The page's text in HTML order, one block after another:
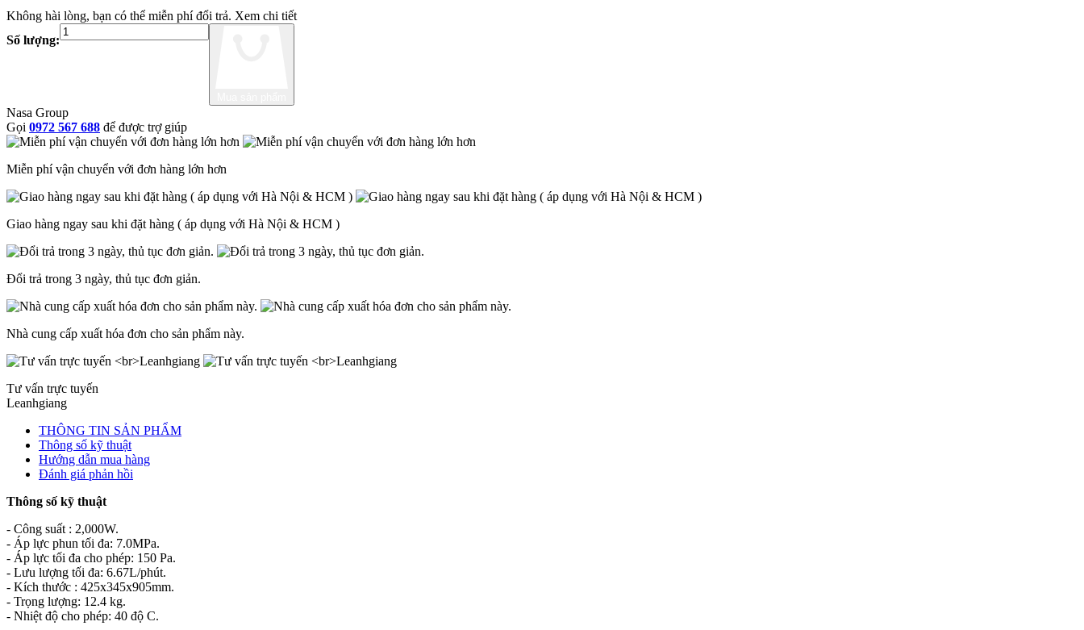
Không hài lòng, bạn có thể miễn phí đổi trả. Xem chi tiết
Số lượng:
Nasa Group
Gọi 0972 567 688 để được trợ giúp
Miễn phí vận chuyển với đơn hàng lớn hơn
Giao hàng ngay sau khi đặt hàng ( áp dụng với Hà Nội & HCM )
Đổi trả trong 3 ngày, thủ tục đơn giản.
Nhà cung cấp xuất hóa đơn cho sản phẩm này.
Tư vấn trực tuyến
Leanhgiang
THÔNG TIN SẢN PHẨM
Thông số kỹ thuật
Hướng dẫn mua hàng
Đánh giá phản hồi
Thông số kỹ thuật
- Công suất : 2,000W.
- Áp lực phun tối đa: 7.0MPa.
- Áp lực tối đa cho phép: 150 Pa.
- Lưu lượng tối đa: 6.67L/phút.
- Kích thước : 425x345x905mm.
- Trọng lượng: 12.4 kg.
- Nhiệt độ cho phép: 40 độ C.